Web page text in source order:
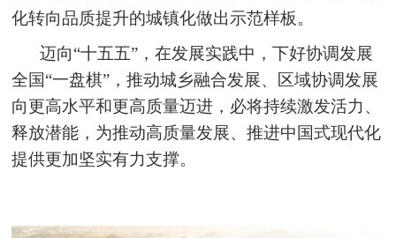
化转向品质提升的城镇化做出示范样板。
迈向“十五五”，在发展实践中，下好协调发展
全国“一盘棋”，推动城乡融合发展、区域协调发展
向更高水平和更高质量迈进，必将持续激发活力、
释放潜能，为推动高质量发展、推进中国式现代化
提供更加坚实有力支撑。